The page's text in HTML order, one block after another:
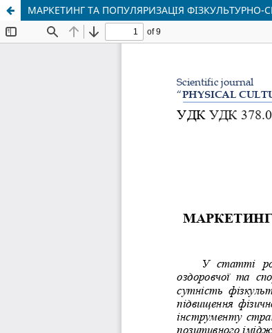
МАРКЕТИНГ ТА ПОПУЛЯРИЗАЦІЯ